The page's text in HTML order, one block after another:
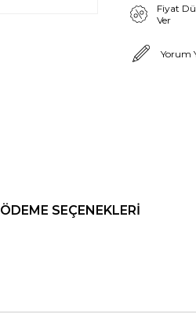
Fiyat
Ver
Yorum
ÖDEME SEÇENEKLERI